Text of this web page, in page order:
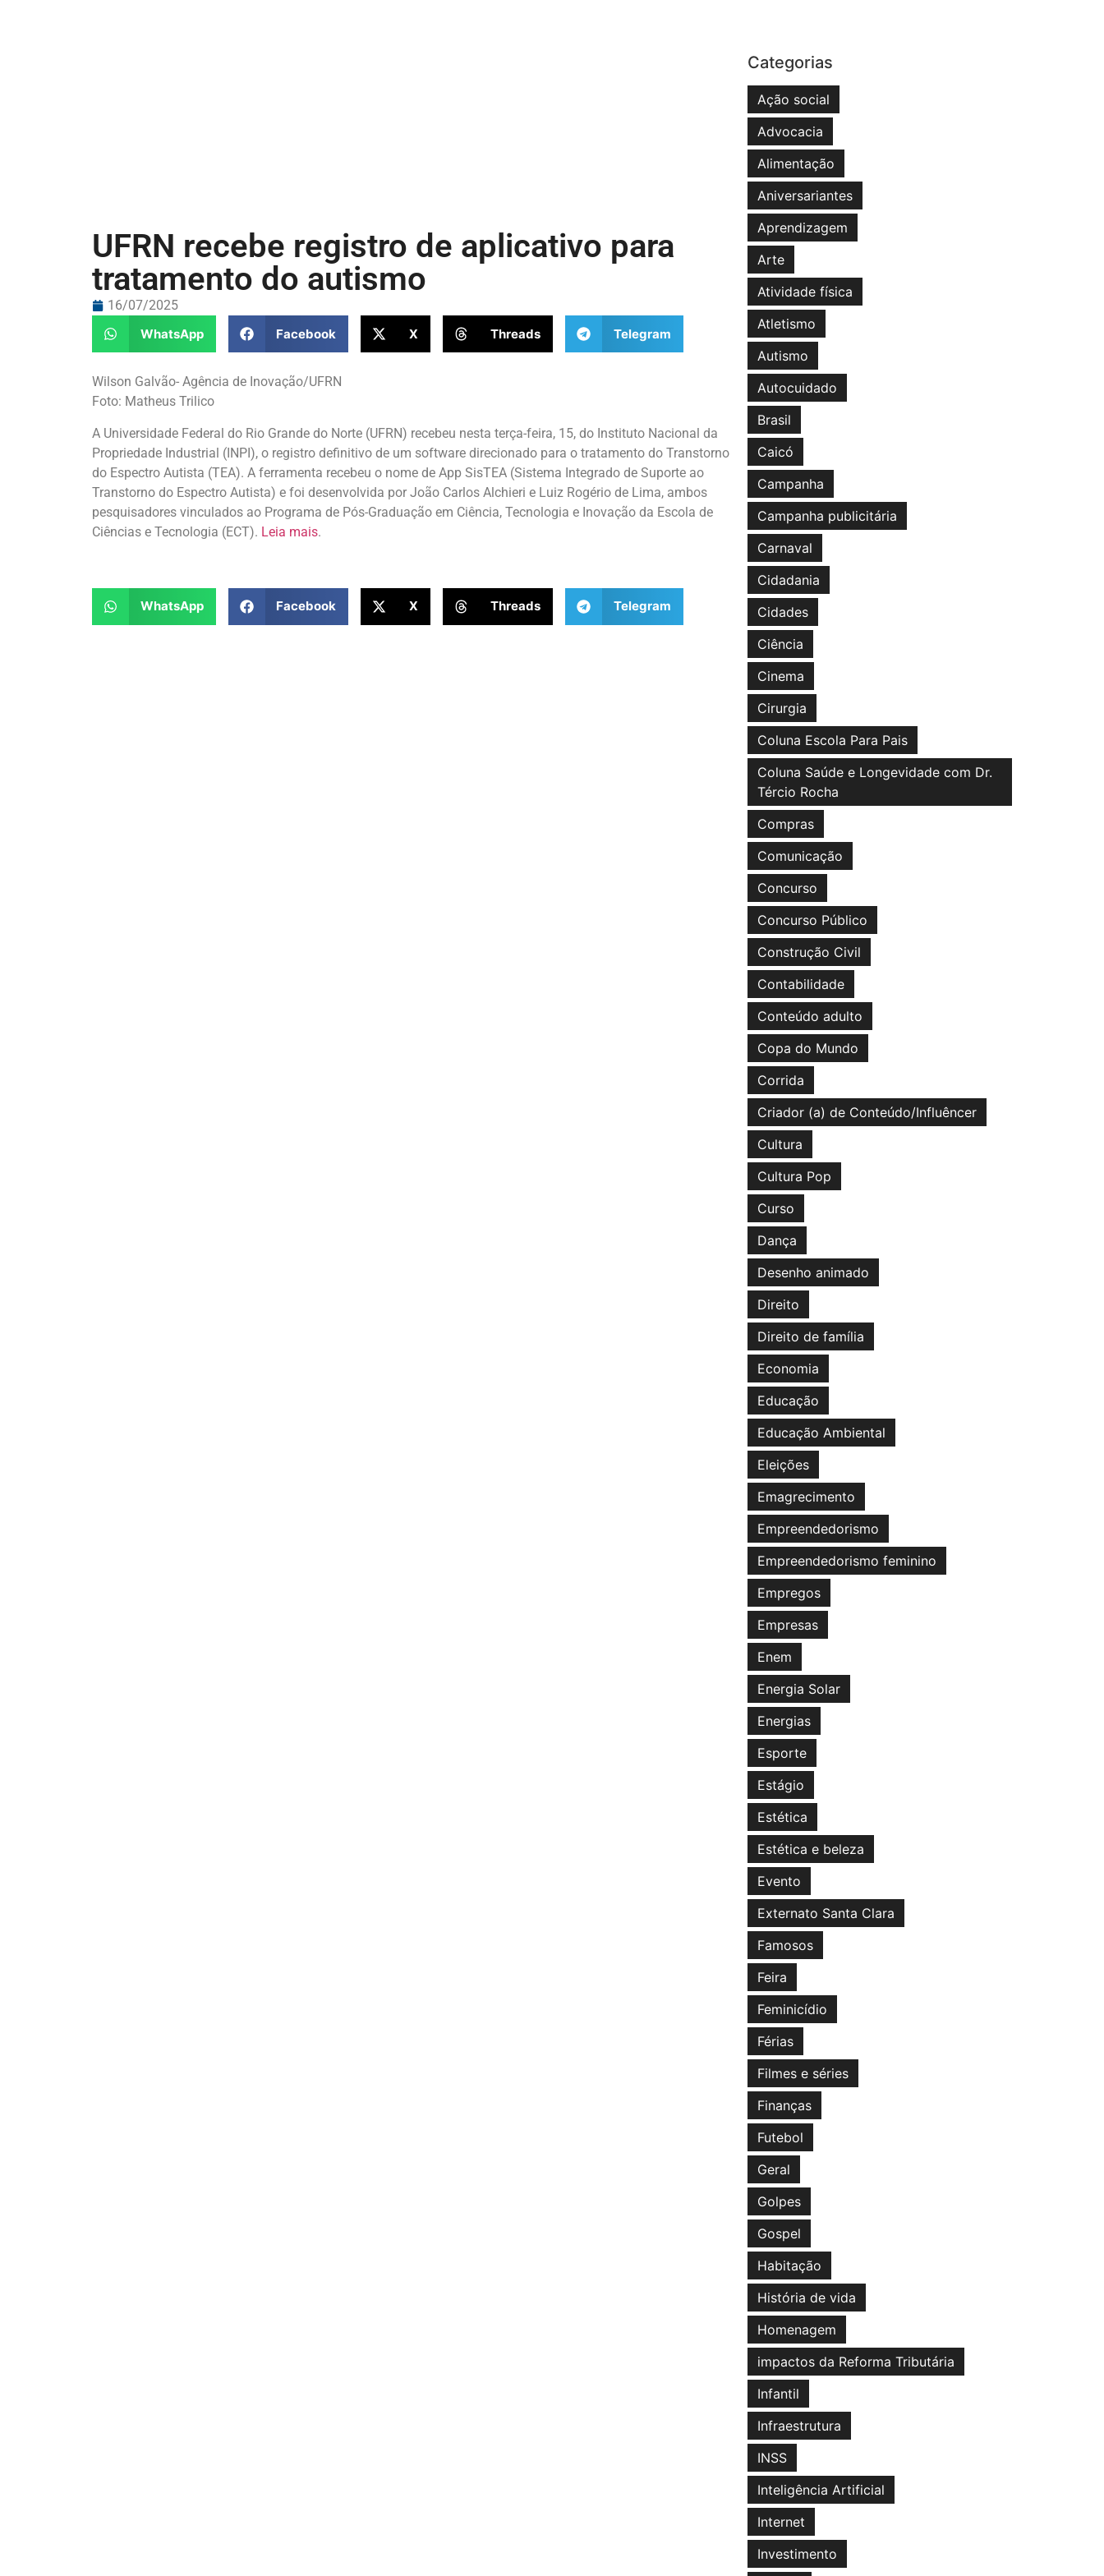
UFRN recebe registro de aplicativo para
tratamento do autismo
16/07/2025
WhatsApp
Facebook X Threads Telegram
Wilson Galvão- Agência de Inovação/UFRN
Foto: Matheus Trilico
A Universidade Federal do Rio Grande do Norte (UFRN) recebeu nesta terça-feira, 15, do Instituto Nacional da
Propriedade Industrial (INPI), o registro definitivo de um software direcionado para o tratamento do Transtorno
do Espectro Autista (TEA). A ferramenta recebeu o nome de App SisTEA (Sistema Integrado de Suporte ao
Transtorno do Espectro Autista) e foi desenvolvida por João Carlos Alchieri e Luiz Rogério de Lima, ambos
pesquisadores vinculados ao Programa de Pós-Graduação em Ciência, Tecnologia e Inovação da Escola de
Ciências e Tecnologia (ECT). Leia mais.
WhatsApp Facebook X Threads Telegram
Categorias
Ação social
Advocacia
Alimentação
Aniversariantes
Aprendizagem
Arte
Atividade física
Atletismo
Autismo
Autocuidado
Brasil
Caicó
Campanha
Campanha publicitária
Carnaval
Cidadania
Cidades
Ciência
Cinema
Cirurgia
Coluna Escola Para Pais
Coluna Saúde e Longevidade com Dr.
Tércio Rocha
Compras
Comunicação
Concurso
Concurso Público
Construção Civil
Contabilidade
Conteúdo adulto
Copa do Mundo
Corrida
Criador (a) de Conteúdo/Influêncer
Cultura
Cultura Pop
Curso
Dança
Desenho animado
Direito
Direito de família
Economia
Educação
Educação Ambiental
Eleições
Emagrecimento
Empreendedorismo
Empreendedorismo feminino
Empregos
Empresas
Enem
Energia Solar
Energias
Esporte
Estágio
Estética
Estética e beleza
Evento
Externato Santa Clara
Famosos
Feira
Feminicídio
Férias
Filmes e séries
Finanças
Futebol
Geral
Golpes
Gospel
Habitação
História de vida
Homenagem
impactos da Reforma Tributária
Infantil
Infraestrutura
INSS
Inteligência Artificial
Internet
Investimento